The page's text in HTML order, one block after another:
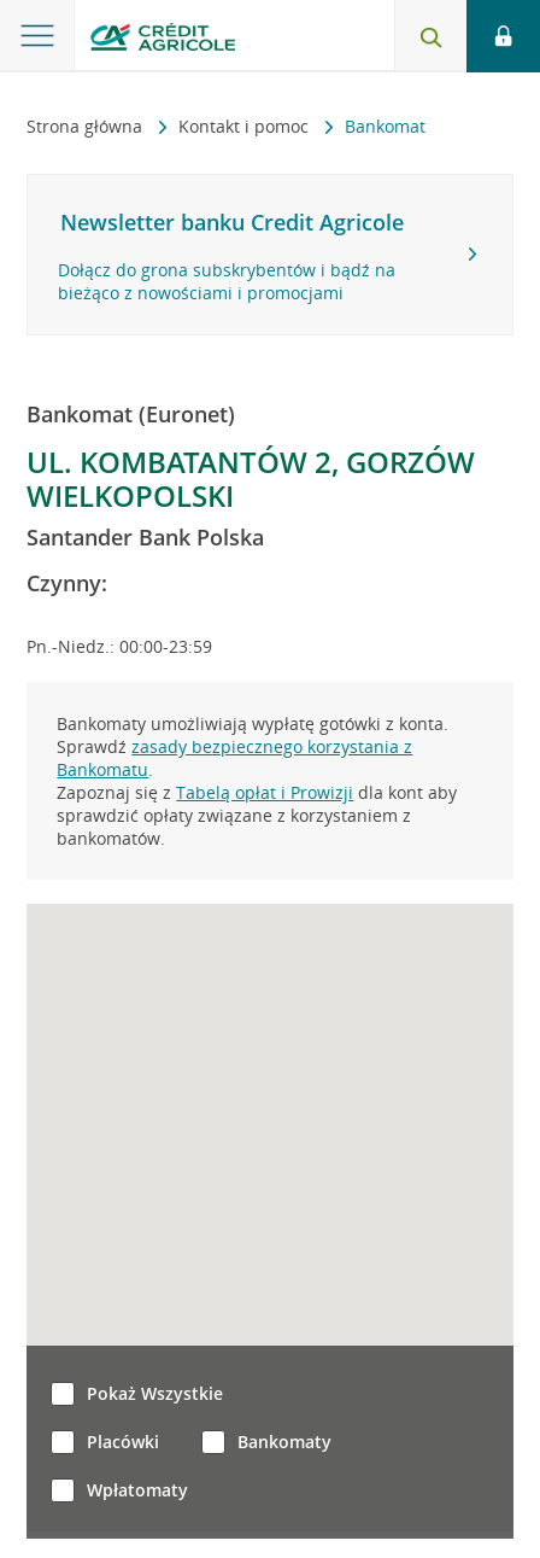
Strona główna Kontakt i pomoc Bankomat
Newsletter banku Credit Agricole
Dołącz do grona subskrybentów i bądź na
bieżąco z nowościami i promocjami
Bankomat (Euronet)
UL. KOMBATANTÓW 2, GORZÓW
WIELKOPOLSKI
Santander Bank Polska
Czynny:
Pn.-Niedz.: 00:00-23:59
Bankomaty umożliwiają wypłatę gotówki z konta.
Sprawdźzasady bezpiecznego korzystania z
Bankomatu.
Zapoznaj się zTabelą opłat i Prowizji dla kont aby
sprawdzić opłaty związane z korzystaniem z
bankomatów.
Pokaż Wszystkie
Placówki Bankomaty
Wpłatomaty